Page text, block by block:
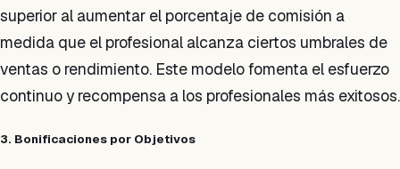
superior al aumentar el porcentaje de comisión a
medida que el profesional alcanza ciertos umbrales de
ventas o rendimiento. Este modelo fomenta el esfuerzo
continuo y recompensa a los profesionales más exitosos.
3. Bonificaciones por Objetivos